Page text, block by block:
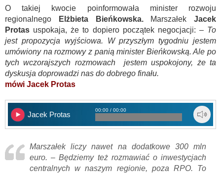
O takiej kwocie poinformowała minister rozwoju
regionalnego Elżbieta Bieńkowska.Marszałek Jacek
Protas uspokaja, że to dopiero początek negocjacji: – To
jest propozycja wyjściowa. W przyszłym tygodniu jestem
umówiony na rozmowy z panią minister Bieńkowską. Ale po
tychwczorajszych rozmowach jestem uspokojony, że ta
dyskusja doprowadzi nas do dobrego finału.
mówi Jacek Protas
Jacek Protas
00:00 / 00:00
Marszałek liczy nawet na dodatkowe 300 mln
euro. –Będziemy też rozmawiać o inwestycjach
centralnych w naszym regionie, poza RPO. To